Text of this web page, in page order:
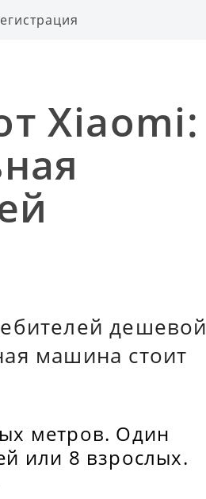
Xiaomi:
дешевой
машина стоит
метров. Один
или 8 взрослых.